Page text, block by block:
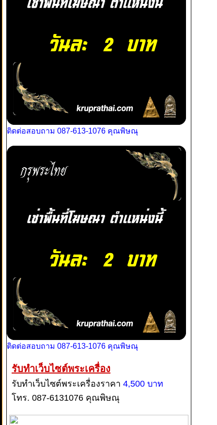
ติดต่อสอบถาม 087-613-1076 คุณพิษณุ
ติดต่อสอบถาม 087-613-1076 คุณพิษณุ
รับทำเว็บไซต์พระเครื่อง
รับทำเว็บไซต์พระเครื่องราคา 4,500 บาท
โทร. 087-6131076 คุณพิษณุ